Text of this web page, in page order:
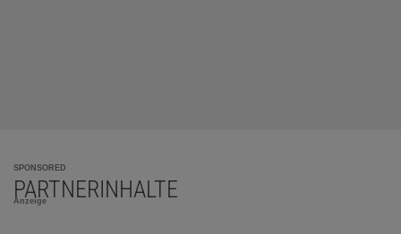
SPONSORED
PARTNERINHALTE
Anzeige